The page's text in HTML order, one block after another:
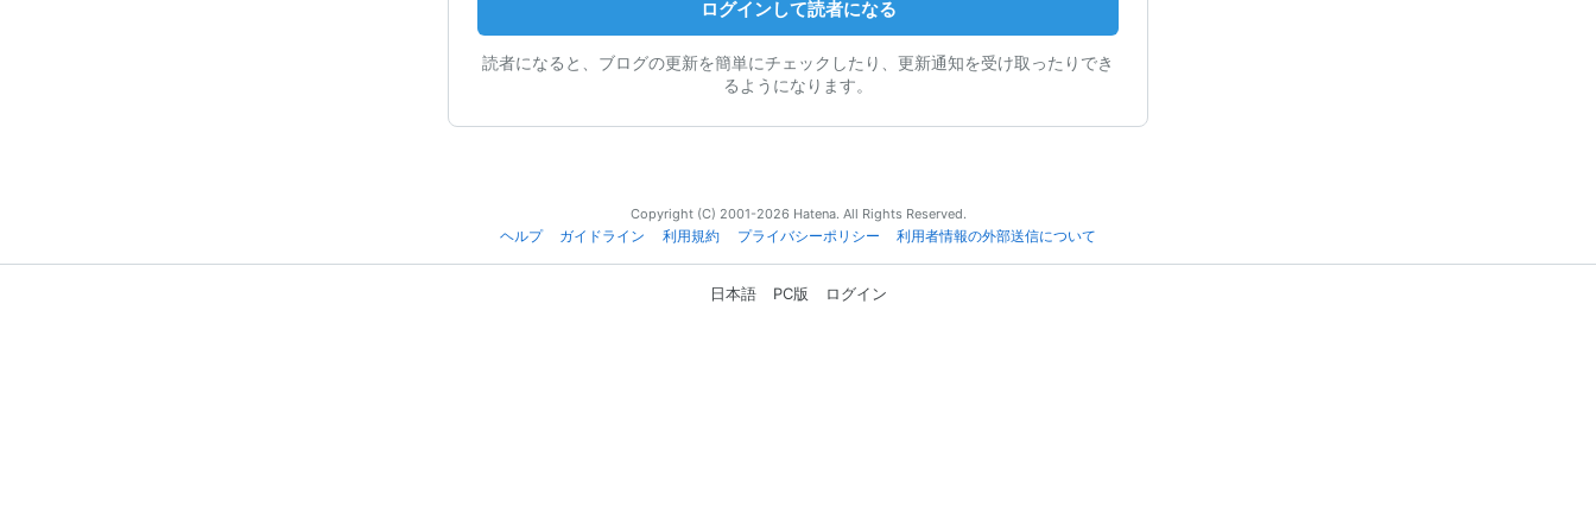
ログインして読者になる
読者になると、ブログの更新を簡単にチェックしたり、更新通知を受け取ったりでき
るようになります。
Copyright (C) 2001-2026 Hatena. All Rights Reserved.
ヘルプ
ガイドライン 利用規約 プライバシーポリシー 利用者情報の外部送信について
日本語 PC版 ログイン